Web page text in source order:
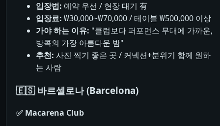
입장법: 예약 우선 / 현장 대기 有
입장료: ₩30,000~₩70,000 / 테이블 ₩500,000 이상
가야 하는 이유: "클럽보다 퍼포먼스 무대에 가까운,
방콕의 가장 아름다운 밤"
추천: 사진 찍기 좋은 곳 / 커넥션+분위기 함께 원하
는 사람
🇪🇸 바르셀로나 (Barcelona)
✅ Macarena Club